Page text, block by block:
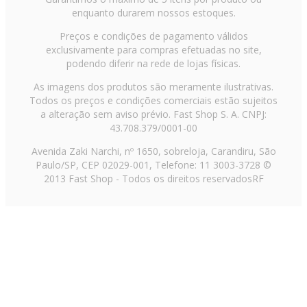
Como montar um enxoval perfeito:
dicas para acertar na escolha
Para montar um enxoval, considere o tipo de tecido dos
lençóis ou doedredom casal queen. O percal é uma
opção para mais frescor, enquanto o algodão oferece
um toque de elegância. Cada tecido tem um propósito,
então escolha conforme às suas necessidades.
enquanto durarem nossos estoques.
Preços e condições de pagamento válidos
exclusivamente para compras efetuadas no site,
podendo diferir na rede de lojas físicas.
As imagens dos produtos são meramente ilustrativas.
Todos os preços e condições comerciais estão sujeitos
a alteração sem aviso prévio. Fast Shop S. A. CNPJ:
43.708.379/0001-00
Avenida Zaki Narchi, nº 1650, sobreloja, Carandiru, São
Paulo/SP, CEP 02029-001, Telefone: 11 3003-3728 ©
2013 Fast Shop - Todos os direitos reservadosRF